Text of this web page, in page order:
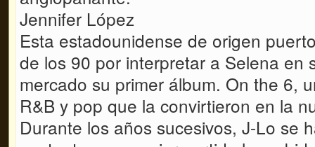
Jennifer López
Esta estadounidense de origen
de los 90 por interpretar a Selena en
mercado su primer álbum. On the 6,
R&B y pop que la convirtieron en la
Durante los años sucesivos, J-Lo se